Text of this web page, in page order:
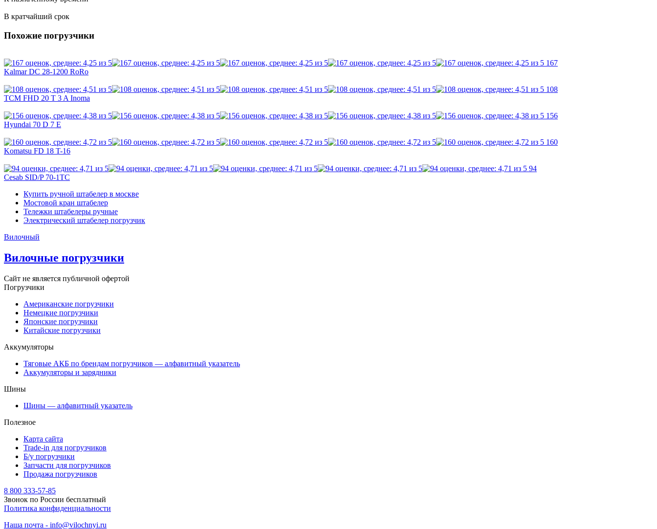
В кратчайший срок
Похожие погрузчики
167
Kalmar DC 28-1200 RoRo
108
TCM FHD 20 T 3 A Inoma
156
Hyundai 70 D 7 E
160
Komatsu FD 18 T-16
94
Cesab SID/P 70-1TC
Купить ручной штабелер в москве
Мостовой кран штабелер
Тележки штабелеры ручные
Электрический штабелер погрузчик
Вилочный
Вилочные погрузчики
Сайт не является публичной офертой
Погрузчики
Американские погрузчики
Немецкие погрузчики
Японские погрузчики
Китайские погрузчики
Аккумуляторы
Тяговые АКБ по брендам погрузчиков — алфавитный указатель
Аккумуляторы и зарядники
Шины
Шины — алфавитный указатель
Полезное
Карта сайта
Trade-in для погрузчиков
Б/у погрузчики
Запчасти для погрузчиков
Продажа погрузчиков
8 800 333-57-85
Звонок по России бесплатный
Политика конфиденциальности
Наша почта - info@vilochnyi.ru